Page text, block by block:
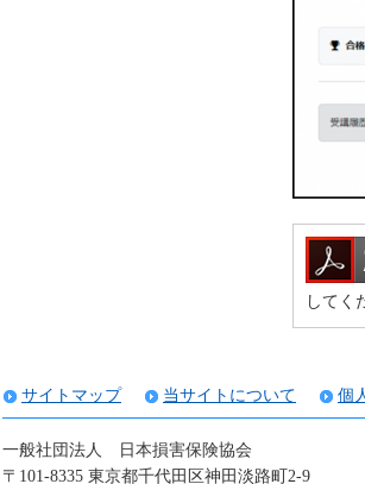
してく
サイトマップ
当サイトについて 個
一般社団法人 日本損害保険協会
〒101-8335 東京都千代田区神田淡路町2-9